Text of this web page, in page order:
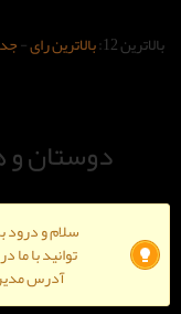
جدیدترین تصاویر-آخرین
همراهان
بر شما؛ برای ارتباط با ما
ما در ارتباط باشید. برای
کانال تلگرام وارثون